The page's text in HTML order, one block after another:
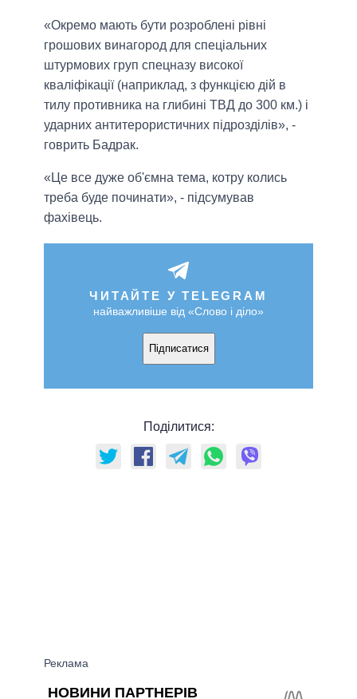
«Окремо мають бути розроблені рівні
грошових винагород для спеціальних
штурмових груп спецназу високої
кваліфікації (наприклад, з функцією дій в
тилу противника на глибині ТВД до 300 км.) і
ударних антитерористичних підрозділів», -
говрить Бадрак.
«Це все дуже об'ємна тема, котру колись
треба буде починати», - підсумував
фахівець.
ЧИТАЙТЕ У TELEGRAM
найважливіше від «Слово і діло»
Підписатися
Поділитися: